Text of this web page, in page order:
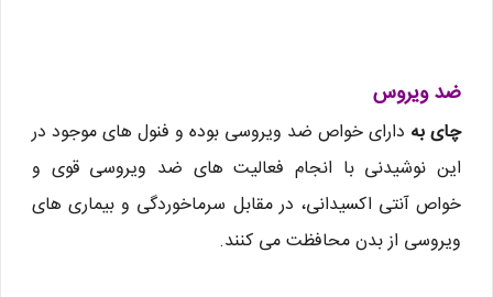
ضد ویروس
چای به دارای خواص ضد ویروسی بوده و فنول های موجود در
این نوشیدنی با انجام فعالیت های ضد ویروسی قوی و
خواص آنتی اکسیدانی، در مقابل سرماخوردگی و بیماری های
ویروسی از بدن محافظت می کنند.